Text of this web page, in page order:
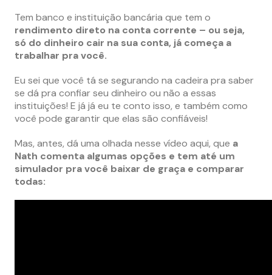
Tem banco e instituição bancária que tem o
rendimento direto na conta corrente – ou seja,
só do dinheiro cair na sua conta, já começa a
trabalhar pra você.
Eu sei que você tá se segurando na cadeira pra saber
se dá pra confiar seu dinheiro ou não a essas
instituições! E já já eu te conto isso, e também como
você pode garantir que elas são confiáveis!
Mas, antes, dá uma olhada nesse vídeo aqui, que a
Nath comenta algumas opções e tem até um
simulador pra você baixar de graça e comparar
todas: